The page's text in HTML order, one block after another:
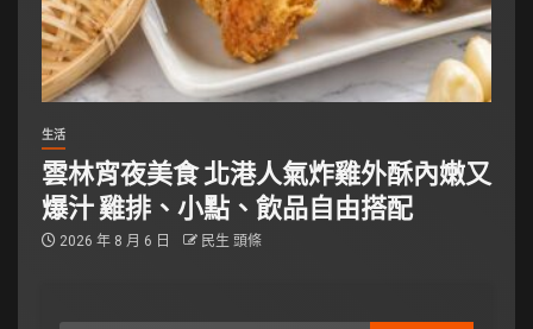
生活
雲林宵夜美食 北港人氣炸雞外酥內嫩又
爆汁 雞排、小點、飲品自由搭配
2026 年 8 月 6 日 民生 頭條